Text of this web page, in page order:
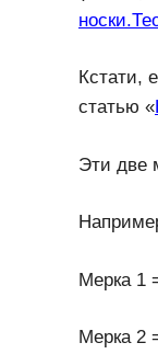
Кстати,
статью «
Эти две
Мерка 1
Мерка 2